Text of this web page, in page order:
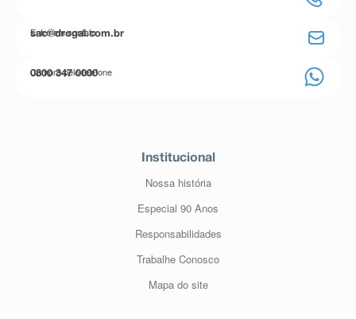
Entre em contato
sac@drogal.com.br
Compre pelo telefone
0800 347 0000
Institucional
Nossa história
Especial 90 Anos
Responsabilidades
Trabalhe Conosco
Mapa do site